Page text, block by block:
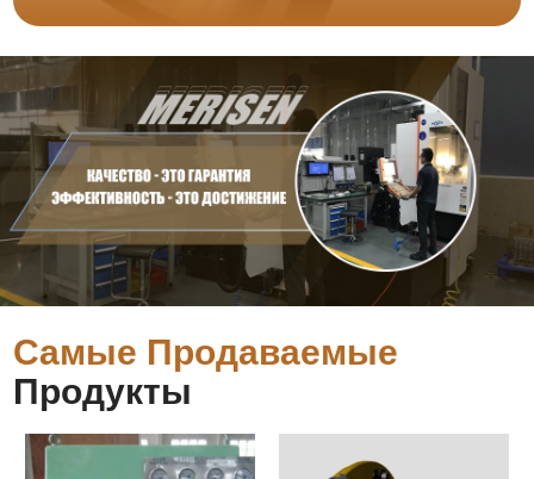
Самые Продаваемые
Продукты